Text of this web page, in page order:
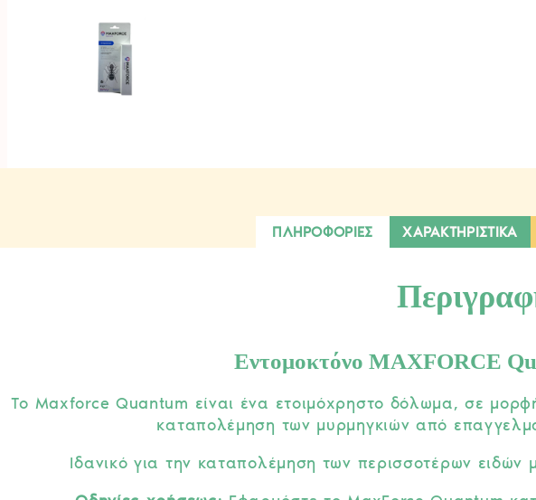
ΠΛΗΡΟΦΟΡΙΕΣ ΧΑΡΑΚΤΗΡΙΣΤΙΚΑ
Εντομοκτόνο MAXFORCE
Το Maxforce Quantum είναι ένα ετοιμόχρηστο δόλωμα, σε
καταπολέμηση των μυρμηγκιών από
Ιδανικό για την καταπολέμηση των περισσοτέρων